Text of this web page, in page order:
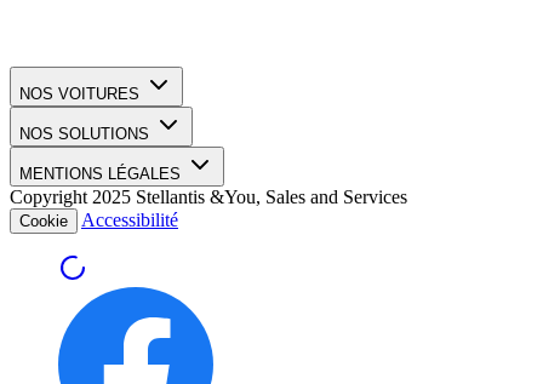
NOS VOITURES
NOS SOLUTIONS
MENTIONS LÉGALES
Copyright 2025 Stellantis &You, Sales and Services
Cookie Accessibilité